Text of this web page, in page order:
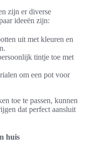
zijn er diverse
ideeën zijn:
uit met kleuren en
tintje toe met
om een pot voor
toe te passen, kunnen
dat perfect aansluit
huis